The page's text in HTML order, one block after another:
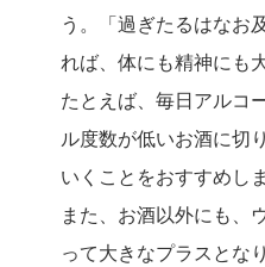
う。「過ぎたるはなお
れば、体にも精神にも
たとえば、毎日アルコ
ル度数が低いお酒に切
いくことをおすすめしま
また、お酒以外にも、
って大きなプラスとな